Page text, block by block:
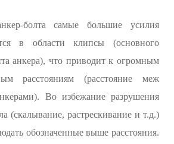
болта самые большие усилия
в области клипсы (основного
анкера), что приводит к огромным
расстояниям (расстояние меж
Во избежание разрушения
(скалывание, растрескивание и т.д.)
обозначенные выше расстояния.